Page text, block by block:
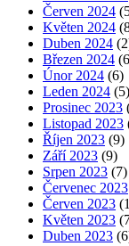
Červen 2024
Květen 2024
Duben 2024
Březen 2024
Únor 2024 (6)
Leden 2024 (5)
Prosinec 2023
Listopad 2023
Říjen 2023 (9)
Září 2023 (9)
Srpen 2023 (7)
Červenec 2023
Červen 2023
Květen 2023
Duben 2023